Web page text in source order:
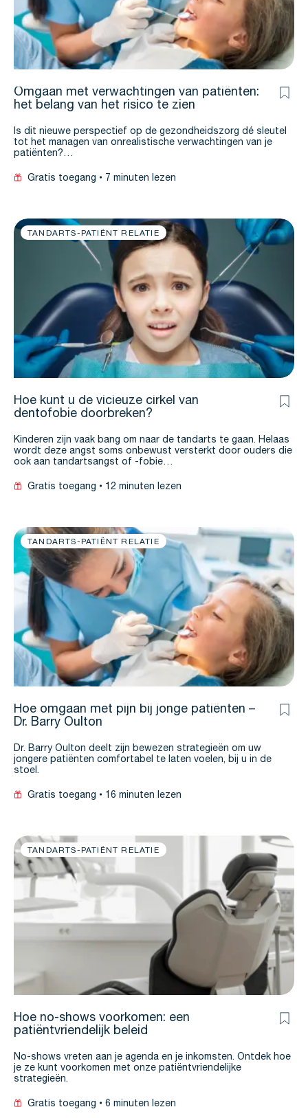
Omgaan met verwachtingen van patiënten:
het belang van het risico te zien
Is dit nieuwe perspectief op de gezondheidszorg dé sleutel
tot het managen van onrealistische verwachtingen van je
patiënten?…
Gratis toegang 7 minuten lezen
TANDARTS-PATIËNT RELATIE
Hoe kunt u de vicieuze cirkel van
dentofobie doorbreken?
Kinderen zijn vaak bang om naar de tandarts te gaan. Helaas
wordt deze angst soms onbewust versterkt door ouders die
ook aan tandartsangst of -fobie…
Gratis toegang 12 minuten lezen
TANDARTS-PATIËNT RELATIE
Hoe omgaan met pijn bij jonge patiënten –
Dr. Barry Oulton
Dr. Barry Oulton deelt zijn bewezen strategieën om uw
jongere patiënten comfortabel te laten voelen, bij u in de
stoel.
Gratis toegang 16 minuten lezen
TANDARTS-PATIËNT RELATIE
Hoe no-shows voorkomen: een
patiëntvriendelijk beleid
No-shows vreten aan je agenda en je inkomsten. Ontdek hoe
je ze kunt voorkomen met onze patiëntvriendelijke
strategieën.
Gratis toegang 6 minuten lezen